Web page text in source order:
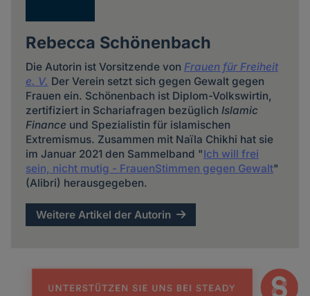
Rebecca Schönenbach
Die Autorin ist Vorsitzende von Frauen für Freiheit
e. V. Der Verein setzt sich gegen Gewalt gegen
Frauen ein. Schönenbach ist Diplom-Volkswirtin,
zertifiziert in Schariafragen bezüglich Islamic
Finance und Spezialistin für islamischen
Extremismus. Zusammen mit Naïla Chikhi hat sie
im Januar 2021 den Sammelband "Ich will frei
sein, nicht mutig - FrauenStimmen gegen Gewalt"
(Alibri) herausgegeben.
Weitere Artikel der Autorin